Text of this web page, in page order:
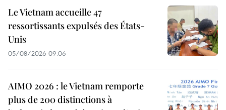
Le Vietnam accueille 47
ressortissants expulsés des États-
Unis
05/08/2026 09:06
AIMO 2026 : le Vietnam remporte
plus de 200 distinctions à